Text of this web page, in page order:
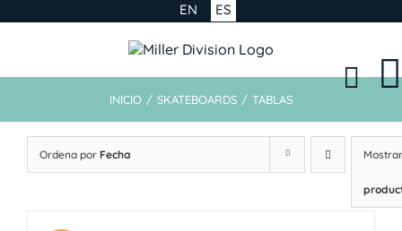
ES
EN
INICIO / SKATEBOARDS / TABLAS
Ordena por Fecha